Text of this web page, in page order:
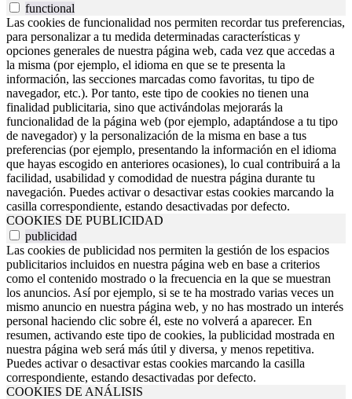
functional
Las cookies de funcionalidad nos permiten recordar tus preferencias,
para personalizar a tu medida determinadas características y
opciones generales de nuestra página web, cada vez que accedas a
la misma (por ejemplo, el idioma en que se te presenta la
información, las secciones marcadas como favoritas, tu tipo de
navegador, etc.). Por tanto, este tipo de cookies no tienen una
finalidad publicitaria, sino que activándolas mejorarás la
funcionalidad de la página web (por ejemplo, adaptándose a tu tipo
de navegador) y la personalización de la misma en base a tus
preferencias (por ejemplo, presentando la información en el idioma
que hayas escogido en anteriores ocasiones), lo cual contribuirá a la
facilidad, usabilidad y comodidad de nuestra página durante tu
navegación. Puedes activar o desactivar estas cookies marcando la
casilla correspondiente, estando desactivadas por defecto.
COOKIES DE PUBLICIDAD
publicidad
Las cookies de publicidad nos permiten la gestión de los espacios
publicitarios incluidos en nuestra página web en base a criterios
como el contenido mostrado o la frecuencia en la que se muestran
los anuncios. Así por ejemplo, si se te ha mostrado varias veces un
mismo anuncio en nuestra página web, y no has mostrado un interés
personal haciendo clic sobre él, este no volverá a aparecer. En
resumen, activando este tipo de cookies, la publicidad mostrada en
nuestra página web será más útil y diversa, y menos repetitiva.
Puedes activar o desactivar estas cookies marcando la casilla
correspondiente, estando desactivadas por defecto.
COOKIES DE ANÁLISIS